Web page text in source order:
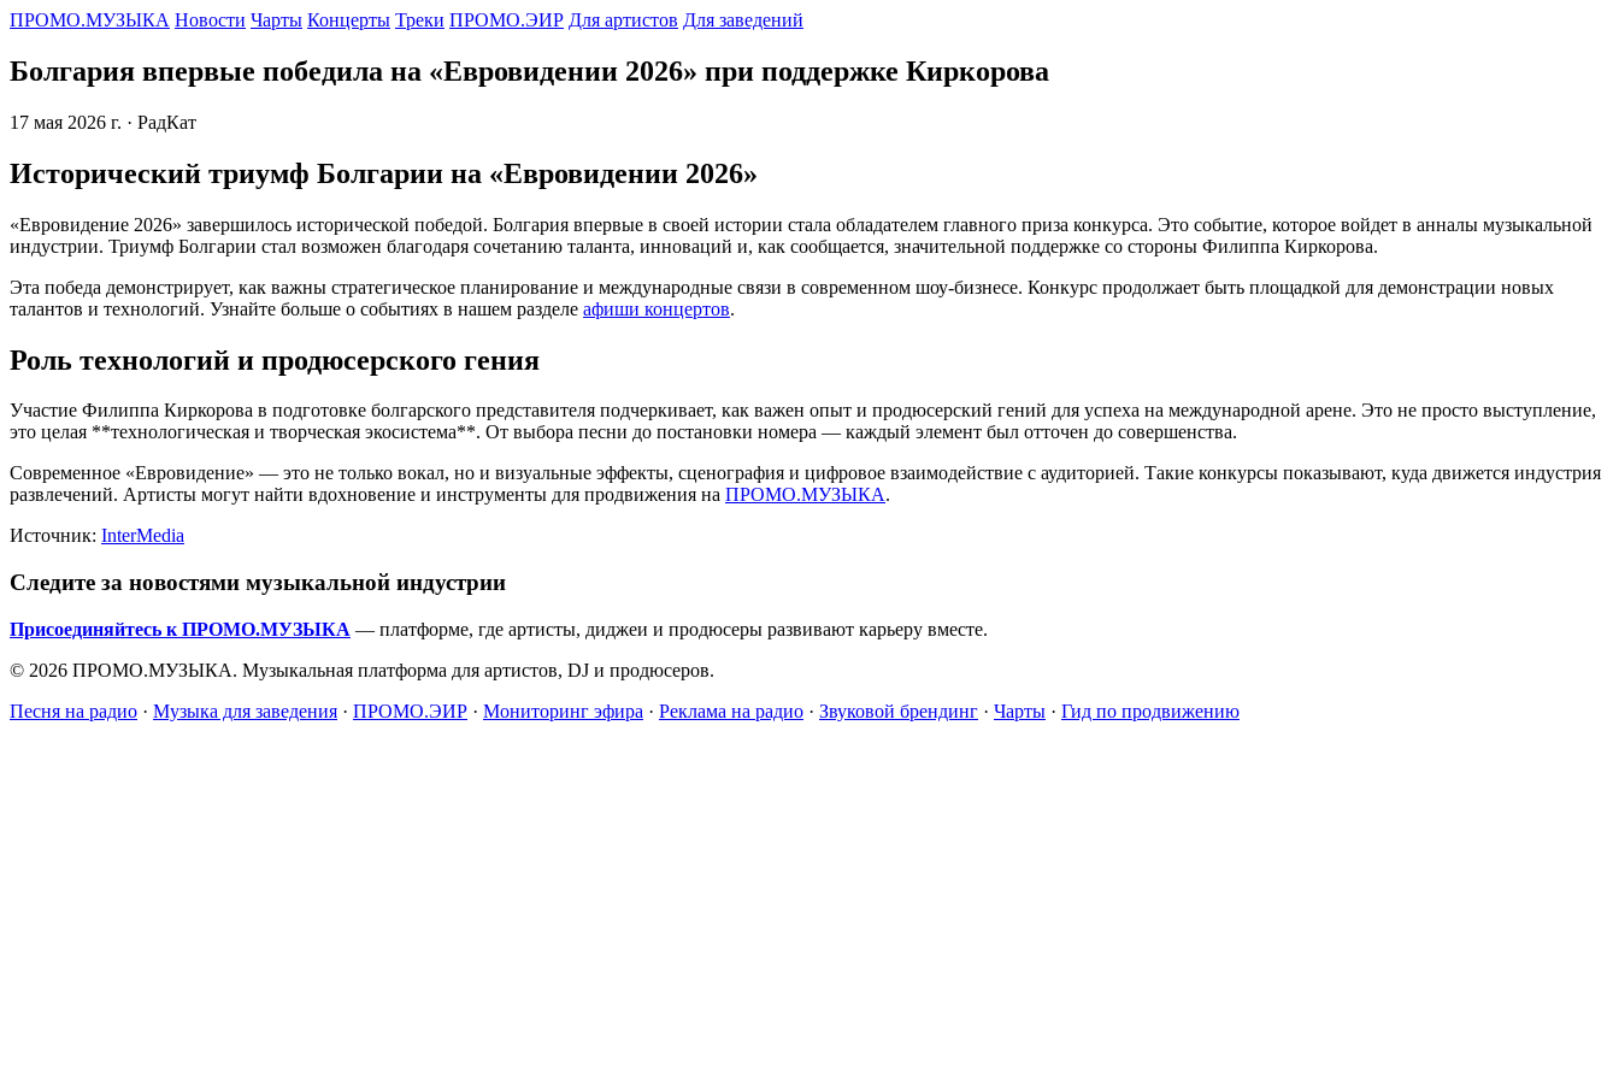
ПРОМО.МУЗЫКА Новости Чарты Концерты Треки ПРОМО.ЭИР Для артистов Для заведений
Болгария впервые победила на «Евровидении 2026» при поддержке Киркорова
17 мая 2026 г. · РадКат
Исторический триумф Болгарии на «Евровидении 2026»
«Евровидение 2026» завершилось исторической победой. Болгария впервые в своей истории стала обладателем главного приза конкурса. Это событие, которое войдет в анналы музыкальной
индустрии. Триумф Болгарии стал возможен благодаря сочетанию таланта, инноваций и, как сообщается, значительной поддержке со стороны Филиппа Киркорова.
Эта победа демонстрирует, как важны стратегическое планирование и международные связи в современном шоу-бизнесе. Конкурс продолжает быть площадкой для демонстрации новых
талантов и технологий. Узнайте больше о событиях в нашем разделе афиши концертов.
Роль технологий и продюсерского гения
Участие Филиппа Киркорова в подготовке болгарского представителя подчеркивает, как важен опыт и продюсерский гений для успеха на международной арене. Это не просто выступление,
это целая **технологическая и творческая экосистема**. От выбора песни до постановки номера — каждый элемент был отточен до совершенства.
Современное «Евровидение» — это не только вокал, но и визуальные эффекты, сценография и цифровое взаимодействие с аудиторией. Такие конкурсы показывают, куда движется индустрия
развлечений. Артисты могут найти вдохновение и инструменты для продвижения на ПРОМО.МУЗЫКА.
Источник: InterMedia
Следите за новостями музыкальной индустрии
Присоединяйтесь к ПРОМО.МУЗЫКА — платформе, где артисты, диджеи и продюсеры развивают карьеру вместе.
© 2026 ПРОМО.МУЗЫКА. Музыкальная платформа для артистов, DJ и продюсеров.
Песня на радио · Музыка для заведения · ПРОМО.ЭИР · Мониторинг эфира · Реклама на радио · Звуковой брендинг · Чарты · Гид по продвижению